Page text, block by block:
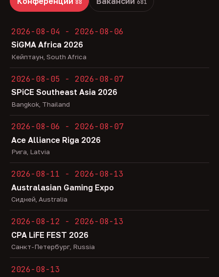
88 681
2026-08-04 - 2026-08-06
SiGMA Africa 2026
Кейптаун, South Africa
2026-08-05 - 2026-08-07
SPiCE Southeast Asia 2026
Bangkok, Thailand
2026-08-06 - 2026-08-07
Ace Alliance Riga 2026
Рига, Latvia
2026-08-11 - 2026-08-13
Australasian Gaming Expo
Сидней, Australia
2026-08-12 - 2026-08-13
CPA LiFE FEST 2026
Санкт-Петербург, Russia
2026-08-13